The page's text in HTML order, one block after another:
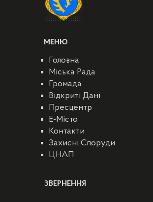
МЕНЮ
Головна
Міська Рада
Громада
Відкриті Дані
Пресцентр
E-Місто
Контакти
Захисні Споруди
ЦНАП
ЗВЕРНЕННЯ